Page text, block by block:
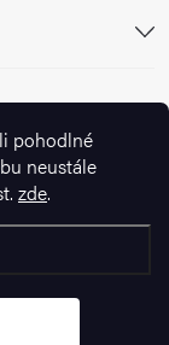
pohodlné
neustále
zde.